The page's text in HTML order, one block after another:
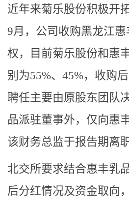
近年来菊乐股份积极开
9月，公司收购黑龙江
权，目前菊乐股份和惠
别为55%、45%，收购
聘任主要由原股东团队
品派驻董事外，仅向惠
该财务总监于报告期离职
北交所要求结合惠丰乳
后分红情况及资金取向